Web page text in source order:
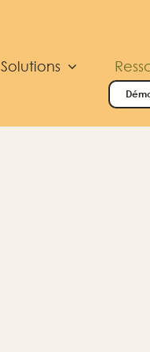
Solutions